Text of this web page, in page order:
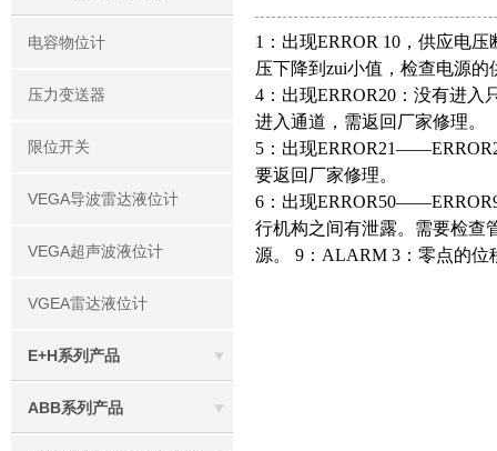
电容物位计
压力变送器
限位开关
VEGA导波雷达液位计
VEGA超声波液位计
VGEA雷达液位计
E+H系列产品
ABB系列产品
1：出现ERROR 10，供应电
压下降到zui小值，检查电源
4：出现ERROR20：没有进入
进入通道，需返回厂家修理。
5：出现
要返回厂家修理。
6：出现
行机构之间有泄露。需要检查
源。 9：ALARM 3：零点的位